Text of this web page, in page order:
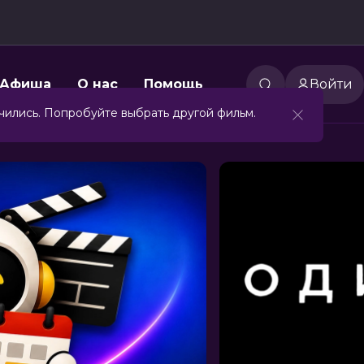
Афиша О нас Помощь Войти
Попробуйте выбрать другой фильм.